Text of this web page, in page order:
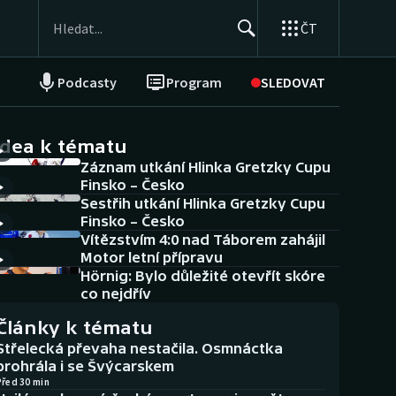
ČT
Podcasty Program SLEDOVAT
NEPŘEHLÉDNĚTE
Historické návraty
Aplikace ČT sport
AZ kvíz
k tématu
Záznam utkání Hlinka Gretzky Cupu
Finsko – Česko
Sestřih utkání Hlinka Gretzky Cupu
Finsko – Česko
Vítězstvím 4:0 nad Táborem zahájil
Motor letní přípravu
Hörnig: Bylo důležité otevřít skóre
co nejdřív
k tématu
převaha nestačila. Osmnáctka
i se Švýcarskem
30 min